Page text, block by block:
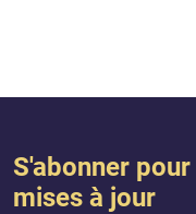
S'abonner
mises à jour